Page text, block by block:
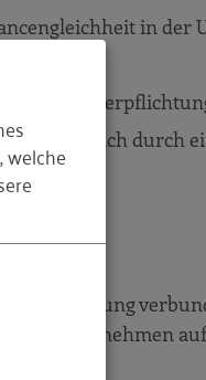
in
durch
für Unternehmen
welche